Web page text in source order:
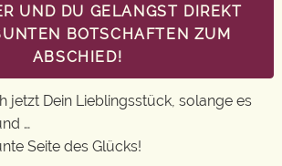
UND DU GELANGST DIREKT
BOTSCHAFTEN ZUM
ABSCHIED!
jetzt Dein Lieblingsstück, solange es
…
Seite des Glücks!